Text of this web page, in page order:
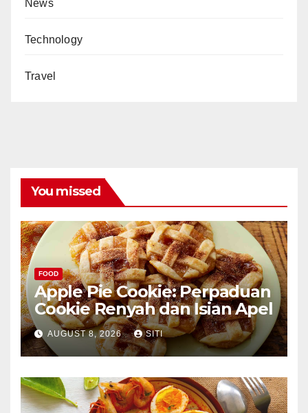
News
Technology
Travel
You missed
FOOD
Apple Pie Cookie: Perpaduan
Cookie Renyah dan Isian Apel
AUGUST 8, 2026 SITI